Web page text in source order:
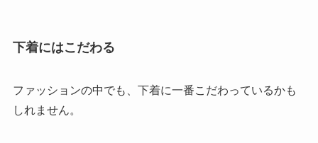
下着にはこだわる
ファッションの中でも、下着に一番こだわっているかも
しれません。